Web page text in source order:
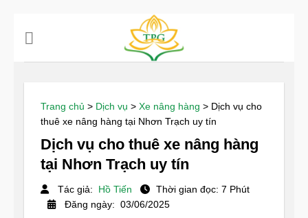
Trang chủ > Dịch vụ > Xe nâng hàng > Dịch vụ cho
thuê xe nâng hàng tại Nhơn Trạch uy tín
Dịch vụ cho thuê xe nâng hàng
tại Nhơn Trạch uy tín
Tác giả: Hồ Tiến
Thời gian đọc: 7 Phút
Đăng ngày: 03/06/2025